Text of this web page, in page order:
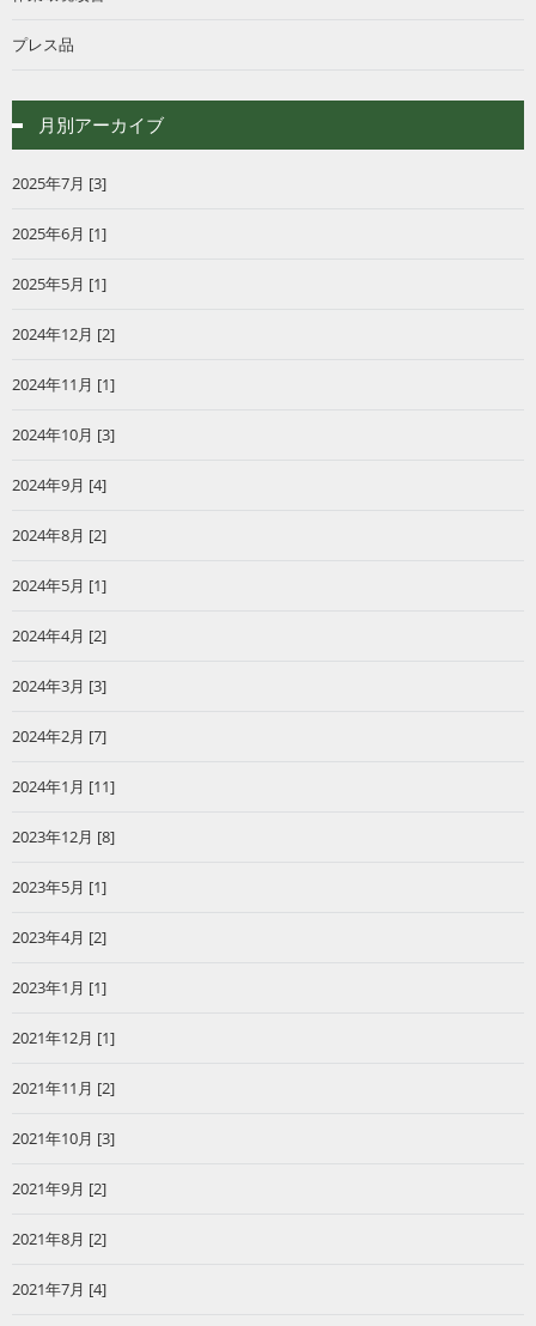
プレス品
月別アーカイブ
2025年7月 [3]
2025年6月 [1]
2025年5月 [1]
2024年12月 [2]
2024年11月 [1]
2024年10月 [3]
2024年9月 [4]
2024年8月 [2]
2024年5月 [1]
2024年4月 [2]
2024年3月 [3]
2024年2月 [7]
2024年1月 [11]
2023年12月 [8]
2023年5月 [1]
2023年4月 [2]
2023年1月 [1]
2021年12月 [1]
2021年11月 [2]
2021年10月 [3]
2021年9月 [2]
2021年8月 [2]
2021年7月 [4]